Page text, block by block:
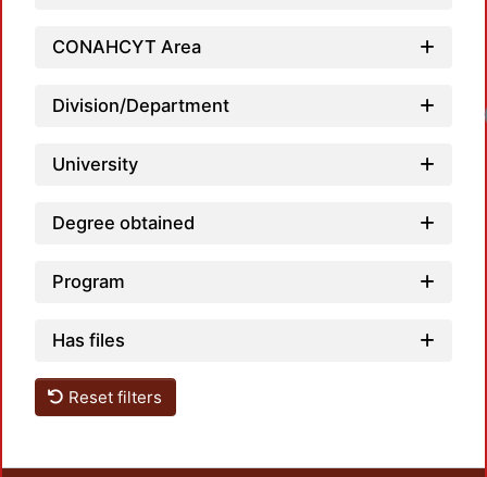
CONAHCYT Area
Division/Department
University
Degree obtained
Program
Has files
Reset filters